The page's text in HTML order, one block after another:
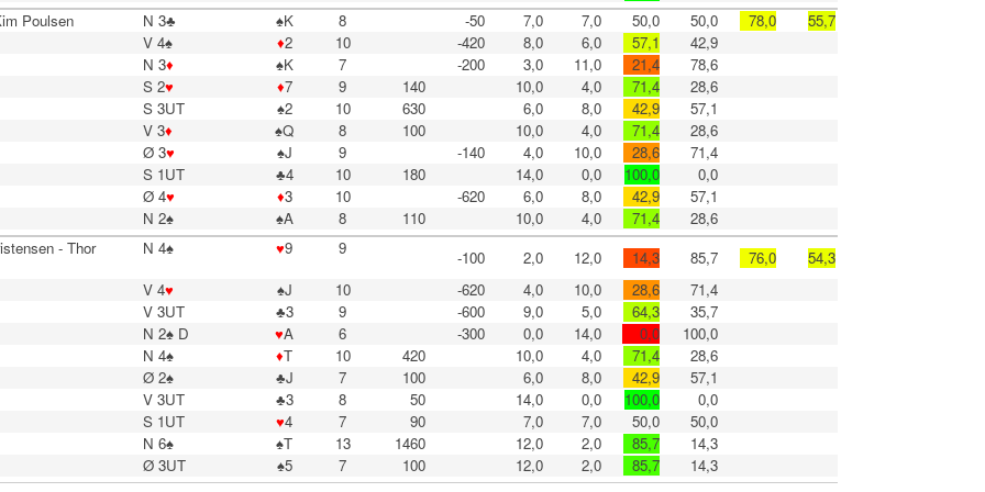
Poulsen
N 3♣ ♠K 8 -50 7,0 7,0 50,0 50,0 78,0
55,7
V 4♠
♦2 10 -420 8,0 6,0 57,1
42,9
N 3♦ ♠K 7 -200 3,0 11,0 21,4
78,6
S 2♥ ♦7 9 140 10,0 4,0 71,4
28,6
S 3UT
♠2 10 630 6,0 8,0 42,9
57,1
V 3♦ ♠Q 8 100 10,0 4,0 71,4
28,6
Ø 3♥ ♠J 9 -140 4,0 10,0 28,6
71,4
S 1UT
♣4 10 180 14,0 0,0 100,0
0,0
Ø 4♥ ♦3 10 -620 6,0 8,0 42,9
57,1
N 2♠
♠A 8 110 10,0 4,0 71,4
28,6
- Thor
N 4♠ ♥9 9 -100 2,0 12,0 14,3 85,7 76,0
54,3
V 4♥ ♠J 10 -620 4,0 10,0 28,6
71,4
V 3UT
♣3 9 -600 9,0 5,0 64,3
35,7
N 2♠ D
♥A 6 -300 0,0 14,0 0,0
100,0
N 4♠
♦T 10 420 10,0 4,0 71,4
28,6
Ø 2♠
♣J 7 100 6,0 8,0 42,9
57,1
V 3UT
♣3 8 50 14,0 0,0 100,0
0,0
S 1UT
♥4 7 90 7,0 7,0 50,0
50,0
N 6♠
♠T 13 1460 12,0 2,0 85,7
14,3
Ø 3UT
♠5 7 100 12,0 2,0 85,7 14,3